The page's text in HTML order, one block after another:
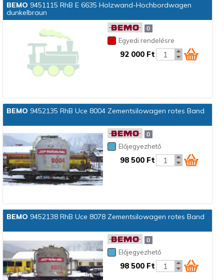
BEMO 9451115 RhB E 6635 Holzwand-Hochbordwagen
dunkelbraun
Egyedi rendelésre
92 000 Ft
BEMO 9452135 RhB Uce 8004 Zementsilowagen rotes Band
Előjegyezhető
98 500 Ft
BEMO 9452138 RhB Uce 8078 Zementsilowagen rotes Band
Előjegyezhető
98 500 Ft